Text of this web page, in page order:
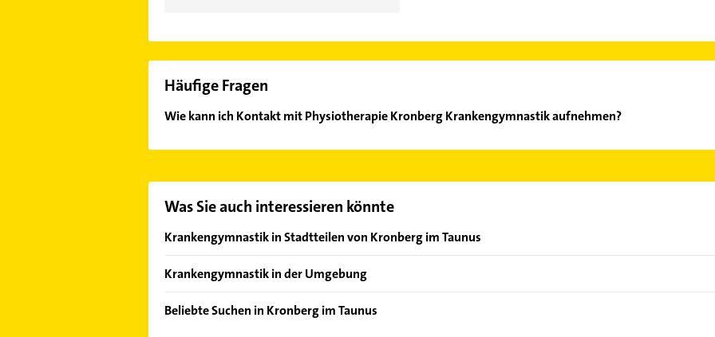
Häufige Fragen
Wie kann ich Kontakt mit Physiotherapie Kronberg Krankengymnastik aufnehmen?
Was Sie auch interessieren könnte
Krankengymnastik in Stadtteilen von Kronberg im Taunus
Schönberg
Krankengymnastik in der Umgebung
Königstein im Taunus
Beliebte Suchen in Kronberg im Taunus